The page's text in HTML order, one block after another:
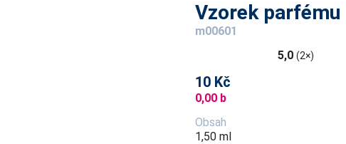
Vzorek parfému
m00601
5,0 (2×)
10 Kč
0,00 b
Obsah
1,50 ml